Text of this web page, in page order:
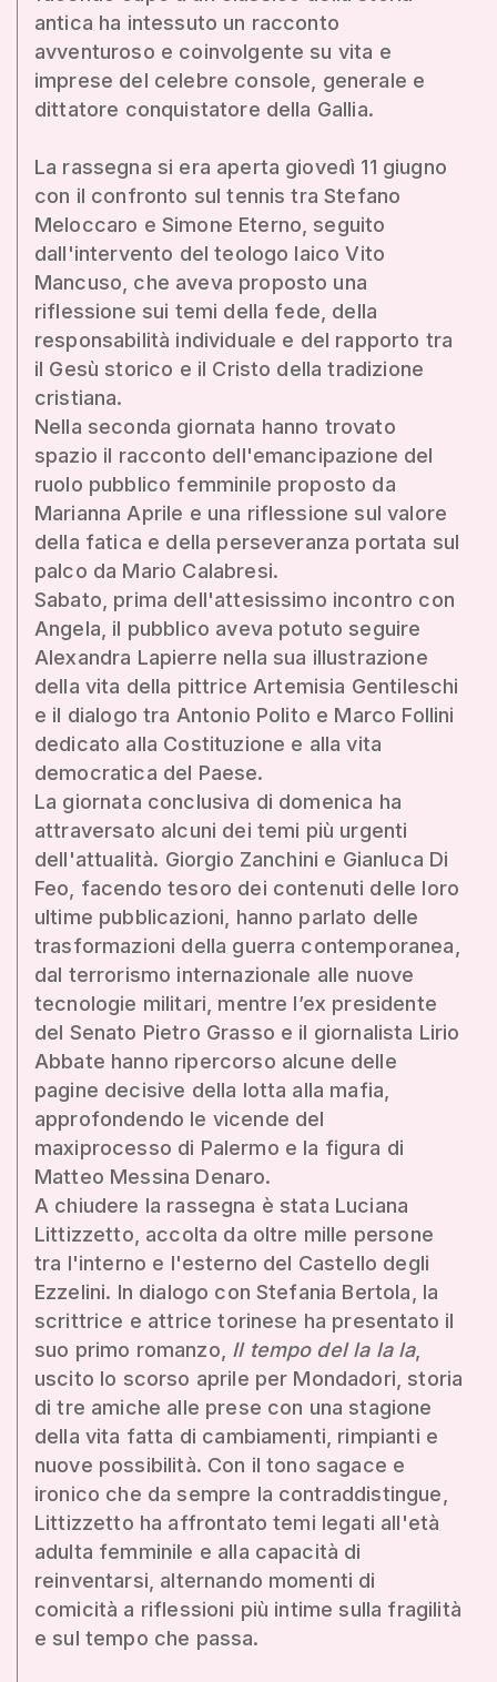
antica ha intessuto un racconto
avventuroso e coinvolgente su vita e
imprese del celebre console, generale e
dittatore conquistatore della Gallia.
La rassegna si era aperta giovedì 11 giugno
con il confronto sul tennis tra Stefano
Meloccaro e Simone Eterno, seguito
dall'intervento del teologo laico Vito
Mancuso, che aveva proposto una
riflessione sui temi della fede, della
responsabilità individuale e del rapporto tra
il Gesù storico e il Cristo della tradizione
cristiana.
Nella seconda giornata hanno trovato
spazio il racconto dell'emancipazione del
ruolo pubblico femminile proposto da
Marianna Aprile e una riflessione sul valore
della fatica e della perseveranza portata sul
palco da Mario Calabresi.
Sabato, prima dell'attesissimo incontro con
Angela, il pubblico aveva potuto seguire
Alexandra Lapierre nella sua illustrazione
della vita della pittrice Artemisia Gentileschi
e il dialogo tra Antonio Polito e Marco Follini
dedicato alla Costituzione e alla vita
democratica del Paese.
La giornata conclusiva di domenica ha
attraversato alcuni dei temi più urgenti
dell'attualità. Giorgio Zanchini e Gianluca Di
Feo, facendo tesoro dei contenuti delle loro
ultime pubblicazioni, hanno parlato delle
trasformazioni della guerra contemporanea,
dal terrorismo internazionale alle nuove
tecnologie militari, mentre l’ex presidente
del Senato Pietro Grasso e il giornalista Lirio
Abbate hanno ripercorso alcune delle
pagine decisive della lotta alla mafia,
approfondendo le vicende del
maxiprocesso di Palermo e la figura di
Matteo Messina Denaro.
A chiudere la rassegna è stata Luciana
Littizzetto, accolta da oltre mille persone
tra l'interno e l'esterno del Castello degli
Ezzelini. In dialogo con Stefania Bertola, la
scrittrice e attrice torinese ha presentato il
suo primo romanzo, Il tempo del la la la,
uscito lo scorso aprile per Mondadori, storia
di tre amiche alle prese con una stagione
della vita fatta di cambiamenti, rimpianti e
nuove possibilità. Con il tono sagace e
ironico che da sempre la contraddistingue,
Littizzetto ha affrontato temi legati all'età
adulta femminile e alla capacità di
reinventarsi, alternando momenti di
comicità a riflessioni più intime sulla fragilità
e sul tempo che passa.